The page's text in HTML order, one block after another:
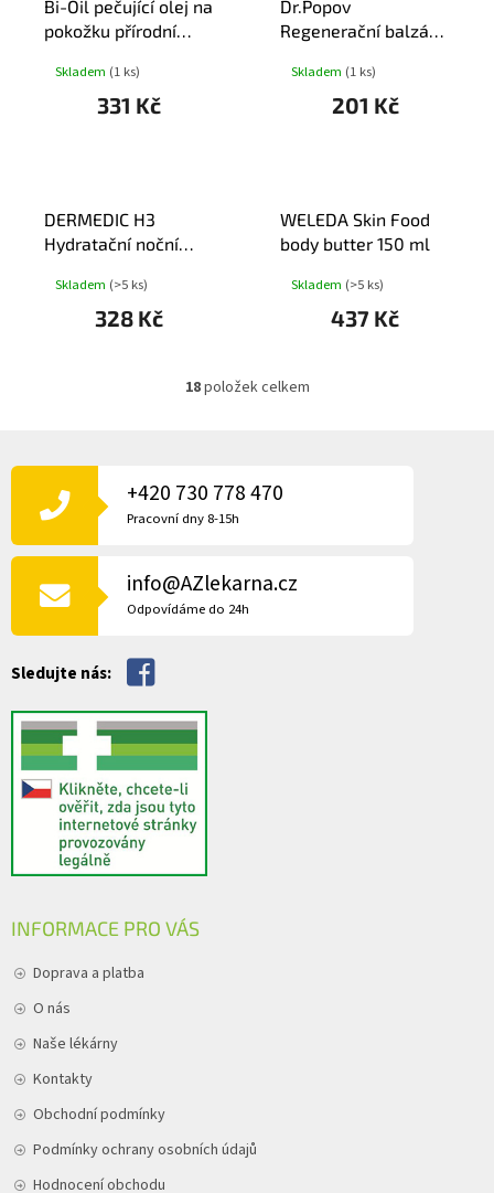
Bi-Oil pečující olej na
pokožku přírodní
Skladem (1 ks)
331 Kč
Dr.Popov
Regenerační balzám
Skladem (1 ks)
201 Kč
DERMEDIC H3
Hydratační noční
Skladem (>5 ks)
328 Kč
WELEDA Skin Food
body butter 150 ml
Skladem (>5 ks)
437 Kč
O
a
r
v
k
18položek celkem
Á
T
+420 730 778 470
Pracovní dny 8-15h
info@AZlekarna.cz
Odpovídáme do 24h
Sledujte nás:
INFORMACE PRO VÁS
Doprava a platba
O nás
Naše lékárny
Kontakty
Obchodní podmínky
Podmínky ochrany osobních údajů
Hodnocení obchodu